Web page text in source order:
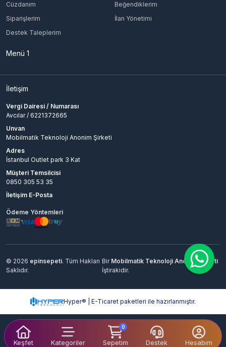
Keşfet Kategoriler
0
Sepetim Destek Hesabım
Cüzdanım
Beğendiklerim
Siparişlerim
İlan Yönetimi
Destek Taleplerim
Menü 1
İletişim
Vergi Dairesi / Numarası
Avcılar / 6221372665
Unvan
Mobilmatik Teknoloji Anonim Şirketi
Adres
İstanbul Outlet park 3 Kat
Müşteri Temsilcisi
0850 305 53 35
İletişim E-Posta
Ödeme Yöntemleri
© 2026 epinsepeti. Tüm Hakları
Saklıdır.
Bir Mobilmatik Teknoloji Anonim Şirketi
İştirakidir.
Hyper® | E-Ticaret paketleri ile hazırlanmıştır.